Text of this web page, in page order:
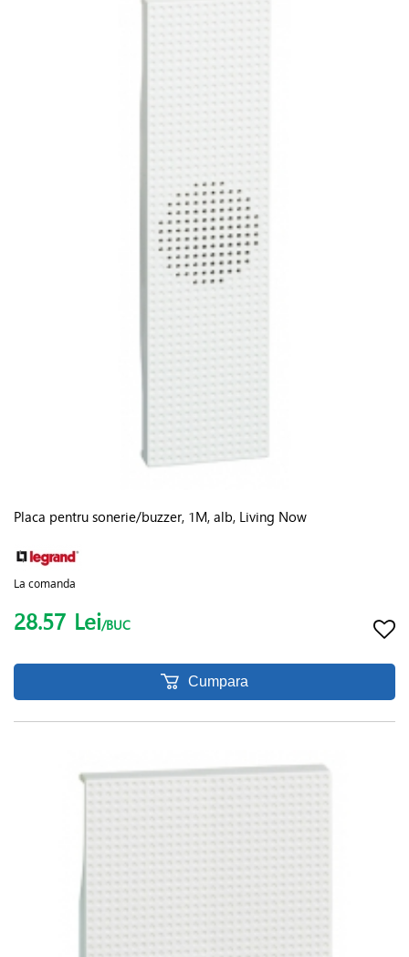
Placa pentru sonerie/buzzer, 1M, alb, Living Now
La comanda
28.57 Lei/BUC
Cumpara